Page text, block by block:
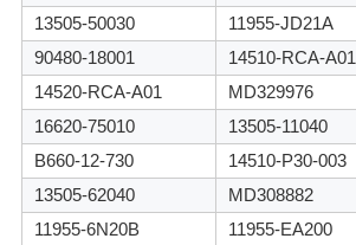
13505-50030
11955-JD21A
90480-18001
14510-RCA-A01
14520-RCA-A01
MD329976
16620-75010
13505-11040
B660-12-730
14510-P30-003
13505-62040
MD308882
11955-6N20B
11955-EA200